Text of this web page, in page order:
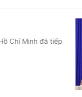
Chí Minh đã tiếp